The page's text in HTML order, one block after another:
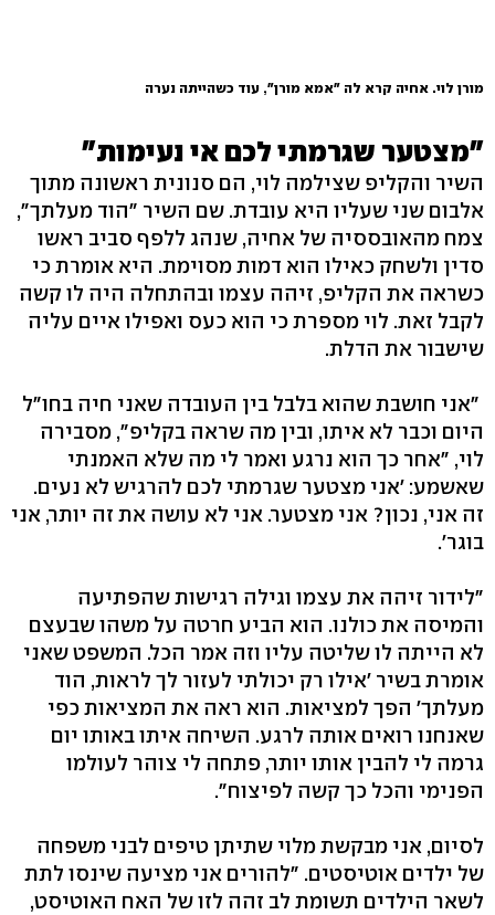
מורן לוי. אחיה קרא לה "אמא מורן", עוד כשהייתה נערה
"מצטער שגרמתי לכם אי נעימות"
השיר והקליפ שצילמה לוי, הם סנונית ראשונה מתוך
אלבום שני שעליו היא עובדת. שם השיר "הוד מעלתך",
צמח מהאובססיה של אחיה, שנהג ללפף סביב ראשו
סדין ולשחק כאילו הוא דמות מסוימת. היא אומרת כי
כשראה את הקליפ, זיהה עצמו ובהתחלה היה לו קשה
לקבל זאת. לוי מספרת כי הוא כעס ואפילו איים עליה
שישבור את הדלת.
"אני חושבת שהוא בלבל בין העובדה שאני חיה בחו"ל
היום וכבר לא איתו, ובין מה שראה בקליפ", מסבירה
לוי, "אחר כך הוא נרגע ואמר לי מה שלא האמנתי
שאשמע: 'אני מצטער שגרמתי לכם להרגיש לא נעים.
זה אני, נכון? אני מצטער. אני לא עושה את זה יותר, אני
בוגר'.
"לידור זיהה את עצמו וגילה רגישות שהפתיעה
והמיסה את כולנו. הוא הביע חרטה על משהו שבעצם
לא הייתה לו שליטה עליו וזה אמר הכל. המשפט שאני
אומרת בשיר 'אילו רק יכולתי לעזור לך לראות, הוד
מעלתך' הפך למציאות. הוא ראה את המציאות כפי
שאנחנו רואים אותה לרגע. השיחה איתו באותו יום
גרמה לי להבין אותו יותר, פתחה לי צוהר לעולמו
הפנימי והכל כך קשה לפיצוח".
לסיום, אני מבקשת מלוי שתיתן טיפים לבני משפחה
של ילדים אוטיסטים. "להורים אני מציעה שינסו לתת
לשאר הילדים תשומת לב זהה לזו של האח האוטיסט,